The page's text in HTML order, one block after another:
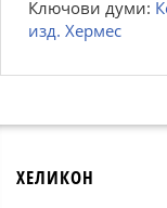
Ключови думи:
изд. Хермес
ХЕЛИКОН